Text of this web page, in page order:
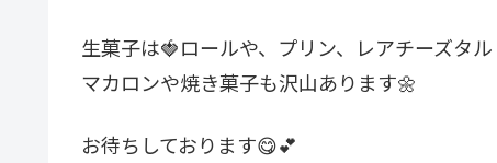
生菓子は🍓ロールや、プリン、レアチーズタ
マカロンや焼き菓子も沢山あります🌼
お待ちしております😋💕